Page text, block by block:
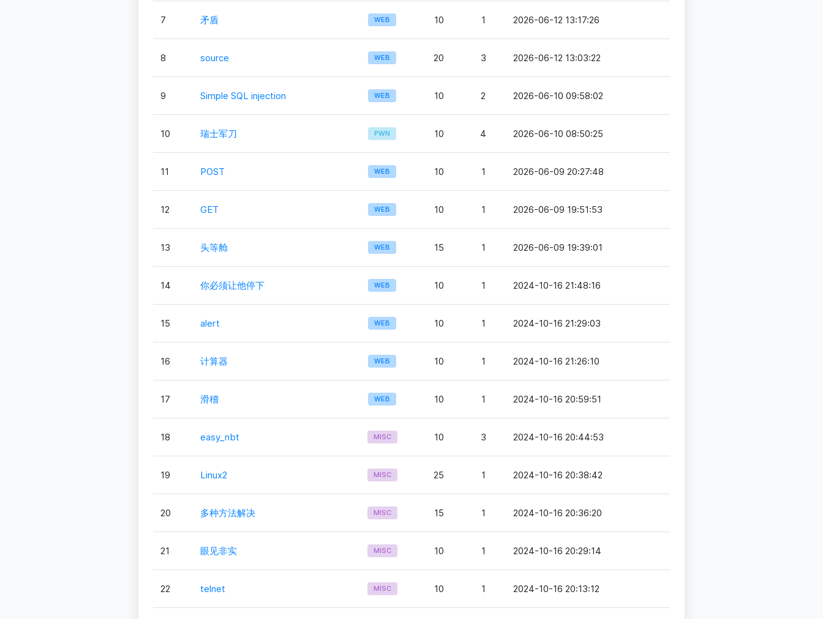
7 矛盾 WEB 10 1 2026-06-12 13:17:26
8 source WEB 20 3 2026-06-12 13:03:22
9 Simple SQL injection WEB 10 2 2026-06-10 09:58:02
10 瑞士军刀 PWN 10 4 2026-06-10 08:50:25
11 POST WEB 10 1 2026-06-09 20:27:48
12 GET WEB 10 1 2026-06-09 19:51:53
13 头等舱 WEB 15 1 2026-06-09 19:39:01
14 你必须让他停下 WEB 10 1 2024-10-16 21:48:16
15 alert WEB 10 1 2024-10-16 21:29:03
16 计算器 WEB 10 1 2024-10-16 21:26:10
17 滑稽 WEB 10 1 2024-10-16 20:59:51
18 easy_nbt MISC 10 3 2024-10-16 20:44:53
19 Linux2 MISC 25 1 2024-10-16 20:38:42
20 多种方法解决 MISC 15 1 2024-10-16 20:36:20
21 眼见非实 MISC 10 1 2024-10-16 20:29:14
22 telnet MISC 10 1 2024-10-16 20:13:12